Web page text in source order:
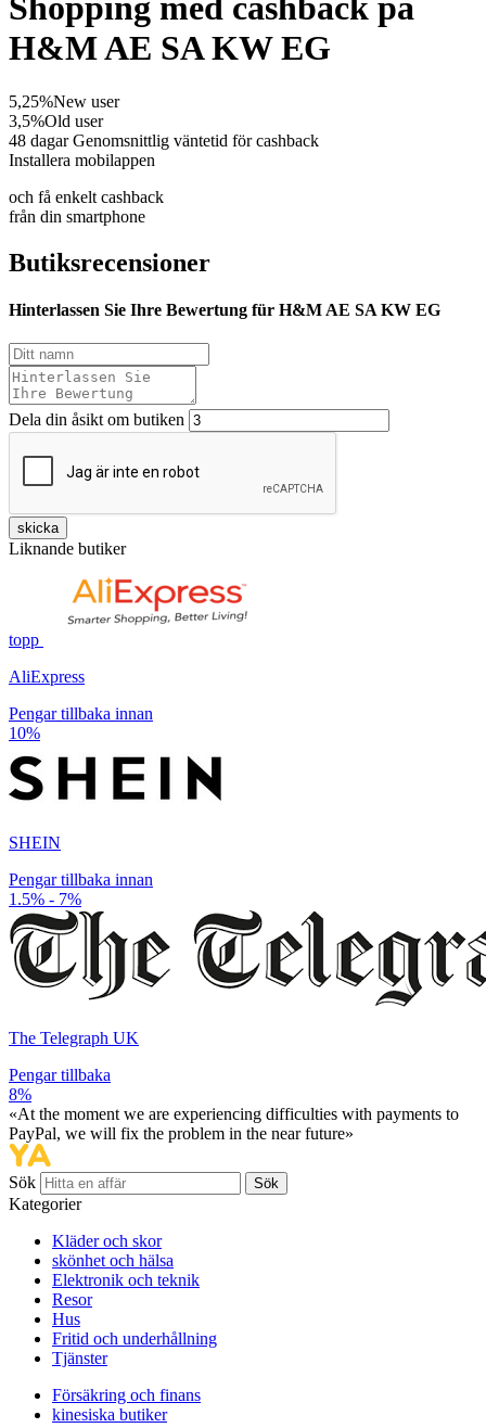
Shopping med cashback på
H&M AE SA KW EG
5,25%New user
3,5%Old user
48 dagar Genomsnittlig väntetid för cashback
Installera mobilappen
och få enkelt cashback
från din smartphone
Butiksrecensioner
Hinterlassen Sie Ihre Bewertung für H&M AE SA KW EG
Dela din åsikt om butiken
skicka
Liknande butiker
topp
AliExpress
Pengar tillbaka innan
10%
SHEIN
Pengar tillbaka innan
1.5% - 7%
The Telegraph UK
Pengar tillbaka
8%
«At the moment we are experiencing difficulties with payments to
PayPal, we will fix the problem in the near future»
Sök Sök
Kategorier
Kläder och skor
skönhet och hälsa
Elektronik och teknik
Resor
Hus
Fritid och underhållning
Tjänster
Försäkring och finans
kinesiska butiker